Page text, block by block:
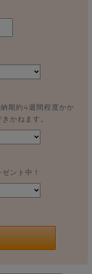
期約4週間程度かか
かねます。
ント中！